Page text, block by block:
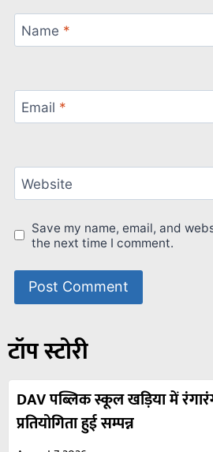
Name *
Email *
Website
Save my name, email, and
the next time I comment.
टॉप स्टोरी
DAV पब्लिक स्कूल खड़िया में
प्रतियोगिता हुई सम्पन्न